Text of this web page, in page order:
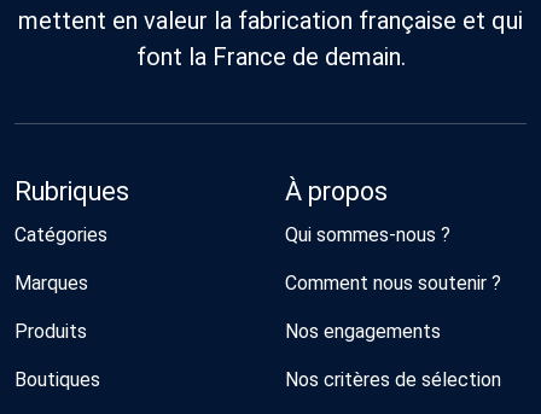
mettent en valeur la fabrication française et qui
font la France de demain.
Rubriques
Catégories
Marques
Produits
Boutiques
À propos
Qui sommes-nous ?
Comment nous soutenir ?
Nos engagements
Nos critères de sélection